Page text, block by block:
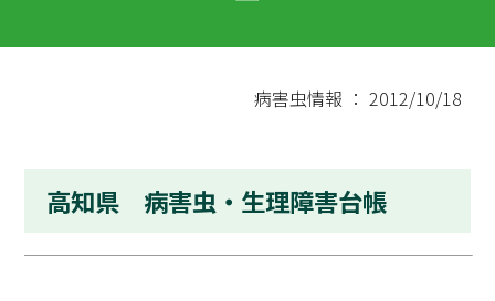
病害虫情報 ： 2012/10/18
高知県 病害虫・生理障害台帳